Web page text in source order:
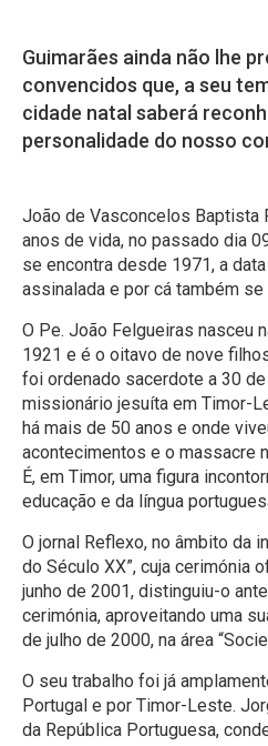
Guimarães ainda não lhe
convencidos que, a seu
cidade natal saberá
personalidade do nosso
João de Vasconcelos Baptista
anos de vida, no passado dia
se encontra desde 1971, a
assinalada e por cá também
O Pe. João Felgueiras nasceu
1921 e é o oitavo de nove
foi ordenado sacerdote a 30
missionário jesuíta em Timor-
há mais de 50 anos e onde
acontecimentos e o massacre
É, em Timor, uma figura
educação e da língua
O jornal Reflexo, no âmbito da
do Século XX”, cuja cerimónia
junho de 2001, distinguiu-o
cerimónia, aproveitando uma
de julho de 2000, na área
O seu trabalho foi já
Portugal e por Timor-Leste.
da República Portuguesa,